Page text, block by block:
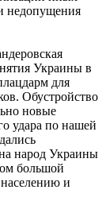
недопущения
Украины в
для
Обустройство
новые
удара по нашей
народ Украины
большой
и